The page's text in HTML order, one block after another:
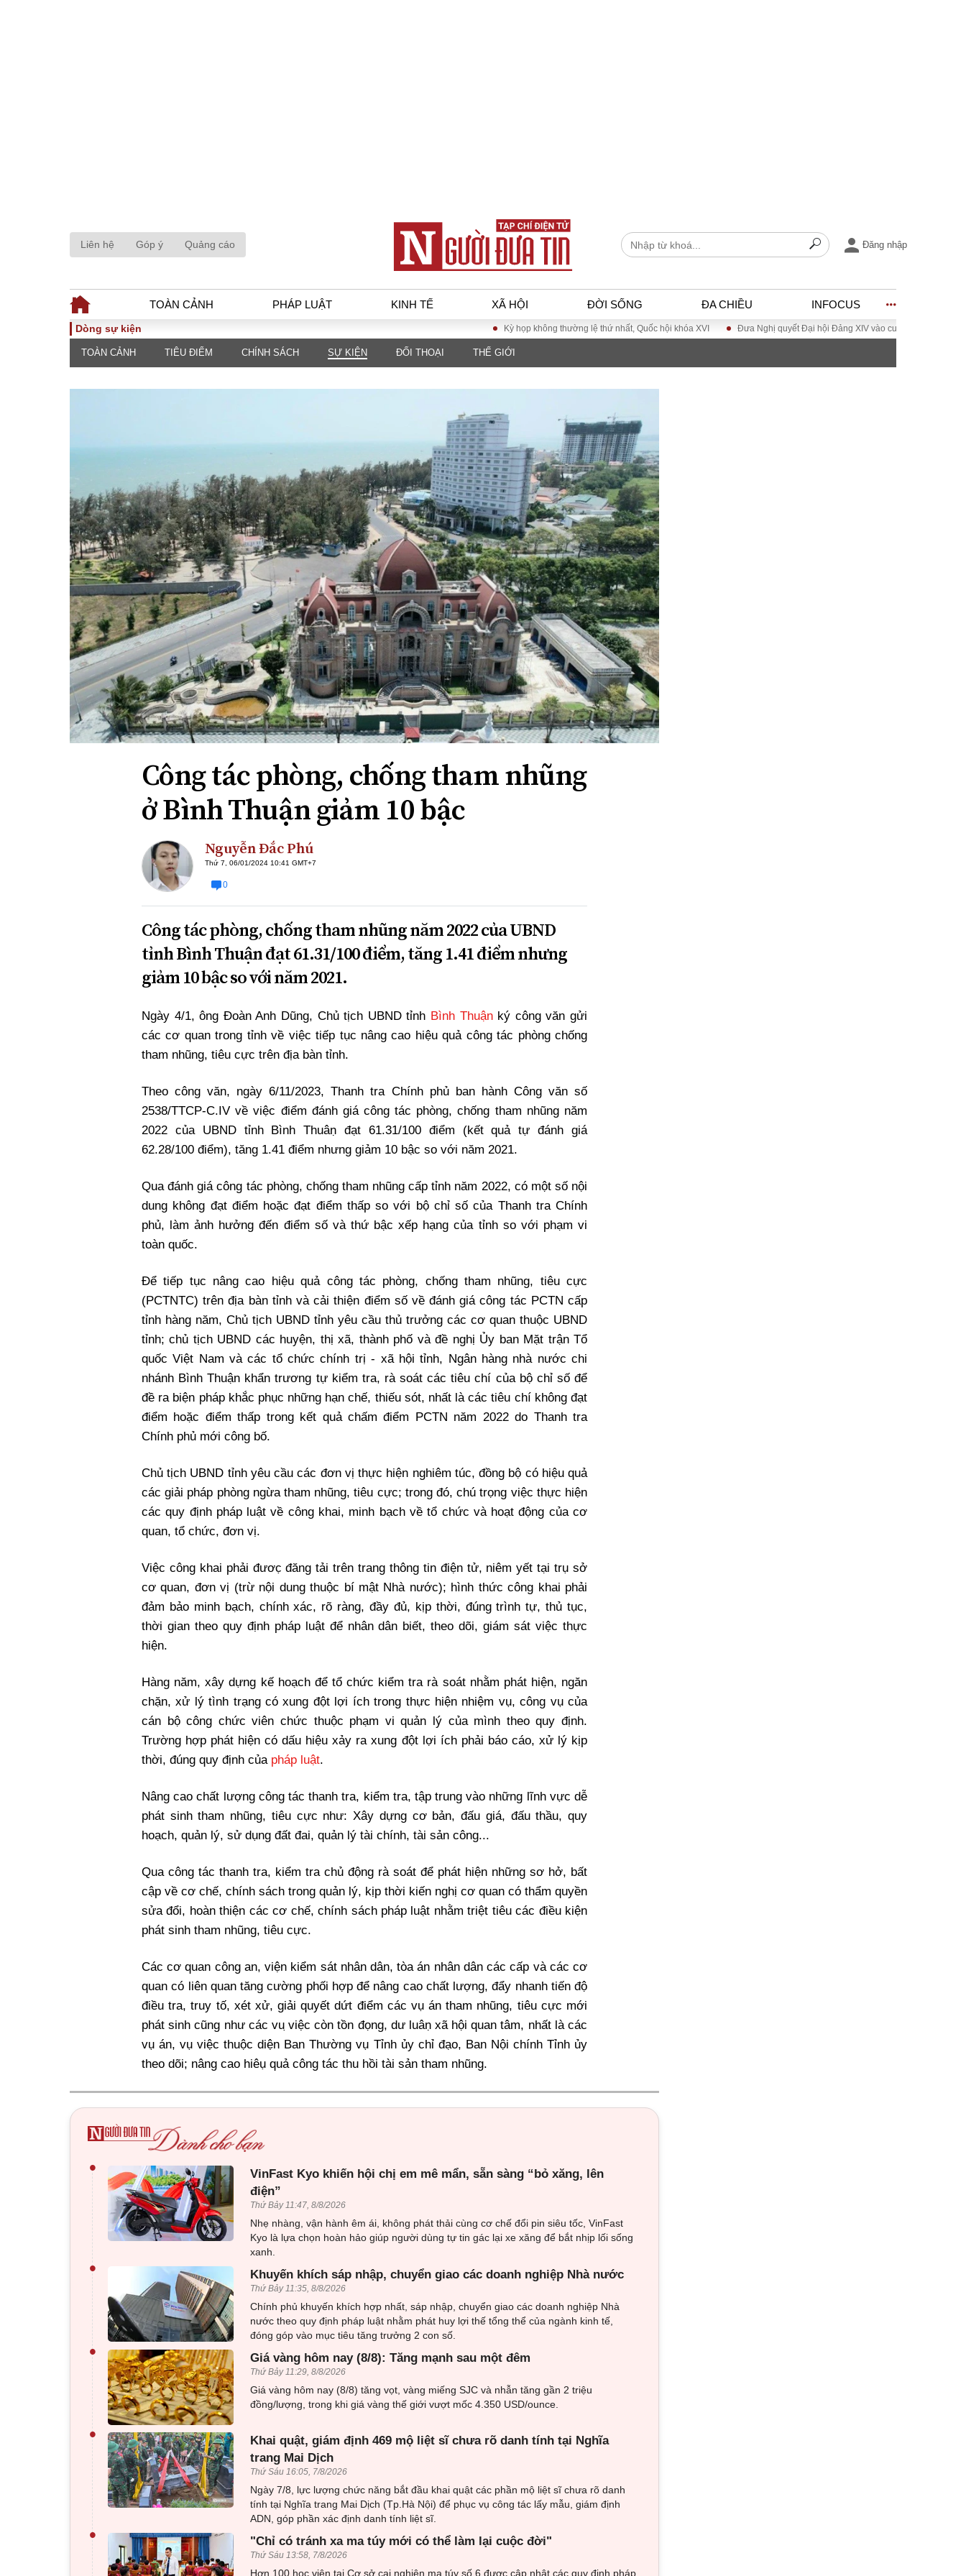
Liên hệ Góp ý Quảng cáo Đăng nhập
TOÀN CẢNH PHÁP LUẬT KINH TẾ XÃ HỘI ĐỜI SỐNG ĐA CHIỀU INFOCUS
TOÀN CẢNH PHÁP LUẬT
An ninh - Hình sự
KINH TẾ
hàng
Kinh tế vĩ mô
Hồ sơ doanh
nghiệp
Xu hướng thị
trường
Tiêu dùng và dư
luận
Công nghệ
Văn hoá
Môi trường
Giao thông – Đô thị
ĐA CHIỀU
Quan điểm
Xi nhan Trái Phải
Bạn đọc viết
INFOCUS
Dòng sự kiện Kỳ họp không thường lệ thứ nhất, Quốc hội khóa XVI Đưa Nghị quyết Đại hội Đảng XIV vào cuộc sống
TOÀN CẢNH TIÊU ĐIỂM CHÍNH SÁCH SỰ KIỆN ĐỐI THOẠI THẾ GIỚI
Công tác phòng, chống tham nhũng
ở Bình Thuận giảm 10 bậc
Nguyễn Đắc Phú
Thứ 7, 06/01/2024 10:41 GMT+7
0
Công tác phòng, chống tham nhũng năm 2022 của UBND
tỉnh Bình Thuận đạt 61.31/100 điểm, tăng 1.41 điểm nhưng
giảm 10 bậc so với năm 2021.
Ngày 4/1, ông Đoàn Anh Dũng, Chủ tịch UBND tỉnh Bình Thuậnký công văn gửi
các cơ quan trong tỉnh về việc tiếp tục nâng cao hiệu quả công tác phòng chống
tham nhũng, tiêu cực trên địa bàn tỉnh.
Theo công văn, ngày 6/11/2023, Thanh tra Chính phủ ban hành Công văn số
2538/TTCP-C.IV về việc điểm đánh giá công tác phòng, chống tham nhũng năm
2022 của UBND tỉnh Bình Thuâṇ đạt 61.31/100 điểm (kết quả tự đánh giá
62.28/100 điểm), tăng 1.41 điểm nhưng giảm 10 bậc so với năm 2021.
Qua đánh giá công tác phòng, chống tham nhũng cấp tỉnh năm 2022, có một số nội
dung không đạt điểm hoặc đạt điểm thấp so với bộ chỉ số của Thanh tra Chính
phủ, làm ảnh hưởng đến điểm số và thứ bậc xếp hạng của tỉnh so với phạm vi
toàn quốc.
Để tiếp tục nâng cao hiệu quả công tác phòng, chống tham nhũng, tiêu cực
(PCTNTC) trên địa bàn tỉnh và cải thiện điểm số về đánh giá công tác PCTN cấp
tỉnh hàng năm, Chủ tịch UBND tỉnh yêu cầu thủ trưởng các cơ quan thuộc UBND
tỉnh; chủ tịch UBND các huyện, thị xã, thành phố và đề nghị Ủy ban Mặt trận Tổ
quốc Việt Nam và các tổ chức chính trị - xã hội tỉnh, Ngân hàng nhà nước chi
nhánh Bình Thuận khẩn trương tự kiểm tra, rà soát các tiêu chí của bộ chỉ số để
đề ra biện pháp khắc phục những hạn chế, thiếu sót, nhất là các tiêu chí không đạt
điểm hoặc điểm thấp trong kết quả chấm điểm PCTN năm 2022 do Thanh tra
Chính phủ mới công bố.
Chủ tịch UBND tỉnh yêu cầu các đơn vị thực hiện nghiêm túc, đồng bộ có hiệu quả
các giải pháp phòng ngừa tham nhũng, tiêu cực; trong đó, chú trọng việc thực hiện
các quy định pháp luật về công khai, minh bạch về tổ chức và hoạt động của cơ
quan, tổ chức, đơn vị.
Việc công khai phải đươc̣ đăng tải trên trang thông tin điện tử, niêm yết tại trụ sở
cơ quan, đơn vị (trừ nội dung thuộc bí mật Nhà nước); hình thức công khai phải
đảm bảo minh bạch, chính xác, rõ ràng, đầy đủ, kịp thời, đúng trình tự, thủ tục,
thời gian theo quy định pháp luật để nhân dân biết, theo dõi, giám sát việc thực
hiện.
Hàng năm, xây dựng kế hoạch để tổ chức kiểm tra rà soát nhằm phát hiện, ngăn
chặn, xử lý tình trạng có xung đột lợi ích trong thực hiện nhiệm vụ, công vụ của
cán bộ công chức viên chức thuộc phạm vi quản lý của mình theo quy định.
Trường hợp phát hiện có dấu hiệu xảy ra xung đột lợi ích phải báo cáo, xử lý kịp
thời, đúng quy định của pháp luật.
Nâng cao chất lượng công tác thanh tra, kiểm tra, tập trung vào những lĩnh vực dễ
phát sinh tham nhũng, tiêu cực như: Xây dựng cơ bản, đấu giá, đấu thầu, quy
hoạch, quản lý, sử dụng đất đai, quản lý tài chính, tài sản công...
Qua công tác thanh tra, kiểm tra chủ động rà soát để phát hiện những sơ hở, bất
cập về cơ chế, chính sách trong quản lý, kịp thời kiến nghị cơ quan có thẩm quyền
sửa đổi, hoàn thiện các cơ chế, chính sách pháp luật nhằm triệt tiêu các điều kiện
phát sinh tham nhũng, tiêu cực.
Các cơ quan công an, viện kiểm sát nhân dân, tòa án nhân dân các cấp và các cơ
quan có liên quan tăng cường phối hợp để nâng cao chất lượng, đẩy nhanh tiến độ
điều tra, truy tố, xét xử, giải quyết dứt điểm các vụ án tham nhũng, tiêu cực mới
phát sinh cũng như các vu ̣việc còn tồn đọng, dư luâṇ xã hội quan tâm, nhất là các
vụ án, vụ việc thuộc diện Ban Thường vụ Tỉnh ủy chỉ đạo, Ban Nội chính Tỉnh ủy
theo dõi; nâng cao hiêụ quả công tác thu hồi tài sản tham nhũng.
•
VinFast Kyo khiến hội chị em mê mẩn, sẵn sàng “bỏ xăng, lên
điện”
Thứ Bảy 11:47, 8/8/2026
Nhẹ nhàng, vận hành êm ái, không phát thải cùng cơ chế đổi pin siêu tốc, VinFast
Kyo là lựa chọn hoàn hảo giúp người dùng tự tin gác lại xe xăng để bắt nhịp lối sống
xanh.
• Khuyến khích sáp nhập, chuyển giao các doanh nghiệp Nhà nước
Thứ Bảy 11:35, 8/8/2026
Chính phủ khuyến khích hợp nhất, sáp nhập, chuyển giao các doanh nghiệp Nhà
nước theo quy định pháp luật nhằm phát huy lợi thế tổng thể của ngành kinh tế,
đóng góp vào mục tiêu tăng trưởng 2 con số.
• Giá vàng hôm nay (8/8): Tăng mạnh sau một đêm
Thứ Bảy 11:29, 8/8/2026
Giá vàng hôm nay (8/8) tăng vọt, vàng miếng SJC và nhẫn tăng gần 2 triệu
đồng/lượng, trong khi giá vàng thế giới vượt mốc 4.350 USD/ounce.
•
Khai quật, giám định 469 mộ liệt sĩ chưa rõ danh tính tại Nghĩa
trang Mai Dịch
Thứ Sáu 16:05, 7/8/2026
Ngày 7/8, lực lượng chức năng bắt đầu khai quật các phần mộ liệt sĩ chưa rõ danh
tính tại Nghĩa trang Mai Dịch (Tp.Hà Nội) để phục vụ công tác lấy mẫu, giám định
ADN, góp phần xác định danh tính liệt sĩ.
• "Chỉ có tránh xa ma túy mới có thể làm lại cuộc đời"
Thứ Sáu 13:58, 7/8/2026
Hơn 100 học viên tại Cơ sở cai nghiện ma túy số 6 được cập nhật các quy định pháp